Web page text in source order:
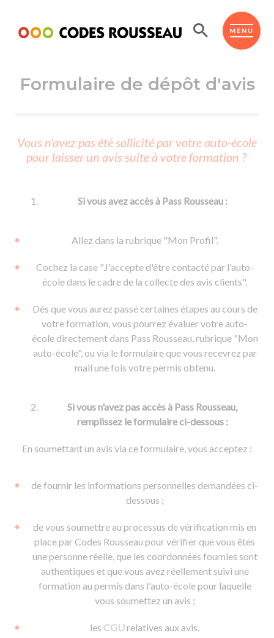
MENU
ESPACE ÉLÈVE
Code de la route
Passer l'ASSR
Réviser le code
Passer l'ETM
Permis voiture
Permis remorque
Permis & handicap
d'apprentissage
De la conduite en voiture
De la conduite à moto
Voir tous les supports
Formations pro.
Permis poids lourd
Formation FCO
Formation CACES
Devenir enseignant de la conduite
Ressources
Formulaire de dépôt d'avis
Vous n'avez pas été sollicité par votre auto-école
pour laisser un avis suite à votre formation ?
Si vous avez accès à Pass Rousseau :
Allez dans la rubrique "Mon Profil".
Cochez la case "J'accepte d'être contacté par l'auto-
école dans le cadre de la collecte des avis clients".
Dès que vous aurez passé certaines étapes au cours de
votre formation, vous pourrez évaluer votre auto-
école directement dans Pass Rousseau, rubrique "Mon
auto-école", ou via le formulaire que vous recevrez par
mail une fois votre permis obtenu.
Si vous n'avez pas accès à Pass Rousseau,
remplissez le formulaire ci-dessous :
En soumettant un avis via ce formulaire, vous acceptez :
de fournir les informations personnelles demandées ci-
dessous ;
de vous soumettre au processus de vérification mis en
place par Codes Rousseau pour vérifier que vous êtes
une personne réelle, que les coordonnées fournies sont
authentiques et que vous avez réellement suivi une
formation au permis dans l'auto-école pour laquelle
vous soumettez un avis ;
les CGUrelatives aux avis.